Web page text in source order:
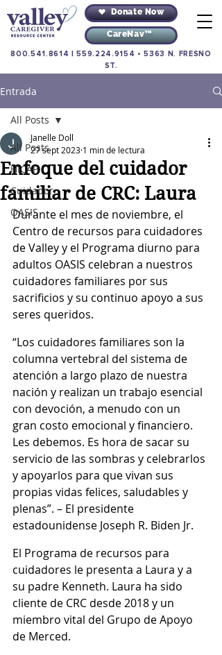
Donate Now
CareNav™
800.541.8614 |559.224.9154 •5363 N. FRESNO
ST.
Entrada
All Posts
HICAP
Cuidador
OASIS
All Posts
Enfoque del cuidador
familiar de CRC: Laura
Janelle Doll
27 sept 2023 1 min de lectura
Durante el mes de noviembre, el
Centro de recursos para cuidadores
de Valley y el Programa diurno para
adultos OASIS celebran a nuestros
cuidadores familiares por sus
sacrificios y su continuo apoyo a sus
seres queridos.
“Los cuidadores familiares son la
columna vertebral del sistema de
atención a largo plazo de nuestra
nación y realizan un trabajo esencial
con devoción, a menudo con un
gran costo emocional y financiero.
Les debemos. Es hora de sacar su
servicio de las sombras y celebrarlos
y apoyarlos para que vivan sus
propias vidas felices, saludables y
plenas”. – El presidente
estadounidense Joseph R. Biden Jr.
El Programa de recursos para
cuidadores le presenta a Laura y a
su padre Kenneth. Laura ha sido
cliente de CRC desde 2018 y un
miembro vital del Grupo de Apoyo
de Merced.